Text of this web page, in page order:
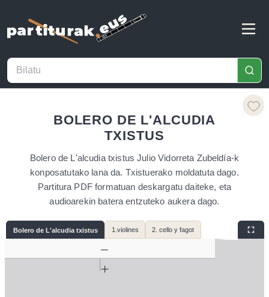
BOLERO DE L'ALCUDIA
TXISTUS
Bolero de L'alcudia txistus Julio Vidorreta Zubeldía-k
konposatutako lana da. Txistuerako moldatuta dago.
Partitura PDF formatuan deskargatu daiteke, eta
audioarekin batera entzuteko aukera dago.
Bolero de L'alcudia txistus 1.violines 2. cello y fagot